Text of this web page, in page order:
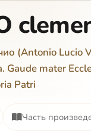
(Antonio Lucio
mater
Patri
Часть